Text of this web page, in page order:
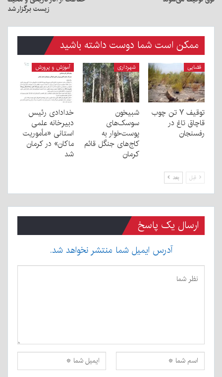
زیست برگزار شد
ممکن است شما دوست داشته باشید
قضایی
توقیف ۷ تن چوب
قاچاق تاغ در
رفسنجان
شهرداری
شبیخون
سوسک‌های
پوست‌خوار به
کاج‌های جنگل قائم
کرمان
آموزش و پرورش
خدادادی رئیس
دبیرخانه علمی
استانی «مأموریت
ماکان» در کرمان
شد
قبل بعد
ارسال یک پاسخ
آدرس ایمیل شما منتشر نخواهد شد.